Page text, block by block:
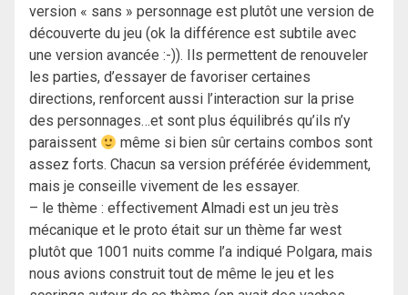
version « sans » personnage est plutôt une version de
découverte du jeu (ok la différence est subtile avec
une version avancée :-)). Ils permettent de renouveler
les parties, d’essayer de favoriser certaines
directions, renforcent aussi l’interaction sur la prise
des personnages…et sont plus équilibrés qu’ils n’y
paraissent
même si bien sûr certains combos sont
assez forts. Chacun sa version préférée évidemment,
mais je conseille vivement de les essayer.
– le thème : effectivement Almadi est un jeu très
mécanique et le proto était sur un thème far west
plutôt que 1001 nuits comme l’a indiqué Polgara, mais
nous avions construit tout de même le jeu et les